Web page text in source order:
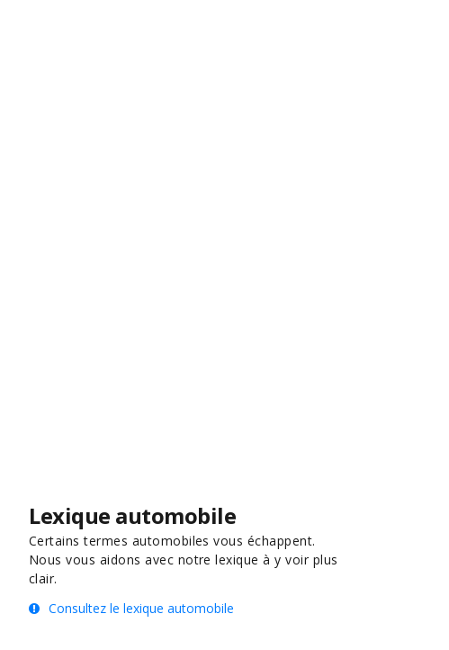
Lexique automobile
Certains termes automobiles vous échappent.
Nous vous aidons avec notre lexique à y voir plus
clair.
Consultez le lexique automobile